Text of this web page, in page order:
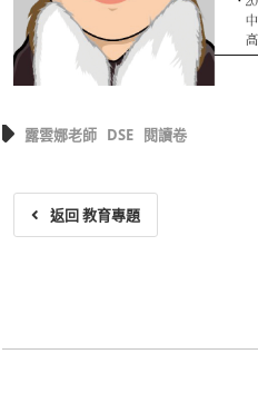
露雲娜老師 DSE 閱讀卷
返回 教育專題